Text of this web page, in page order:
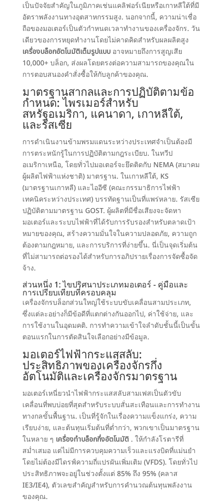
เป็นปัจจัยสำคัญในภูมิภาคเช่นแคลิฟอร์เนียหรือเกาหลีใต้ที่มี
อัตราพลังงานทางอุตสาหกรรมสูง. นอกจากนี้, ความน่าเชื่อ
ถือของมอเตอร์เป็นตัวกำหนดเวลาทำงานของเครื่องจักร. วัน
เดียวของการหยุดทำงานโดยไม่คาดคิดสำหรับผลผลิตสูง
เครื่องบล็อกอัตโนมัติเต็มรูปแบบ อาจหมายถึงการสูญเสีย
10,000+ บล็อก, ส่งผลโดยตรงต่อความสามารถของคุณใน
การตอบสนองคำสั่งซื้อให้กับลูกค้าของคุณ.
มาตรฐานสากลและการปฏิบัติตามข้อ
กำหนด: ไพรเมอร์สำหรับ
สหรัฐอเมริกา, แคนาดา, เกาหลีใต้,
และรัสเซีย
การดำเนินงานข้ามพรมแดนระหว่างประเทศจำเป็นต้องมี
การตระหนักรู้ในการปฏิบัติตามกฎระเบียบ. ในทวีป
อเมริกาเหนือ, โดยทั่วไปมอเตอร์จะยึดติดกับ NEMA (สมาคม
ผู้ผลิตไฟฟ้าแห่งชาติ) มาตรฐาน. ในเกาหลีใต้, KS
(มาตรฐานเกาหลี) และไออีซี (คณะกรรมาธิการไฟฟ้า
เทคนิคระหว่างประเทศ) บรรทัดฐานเป็นที่แพร่หลาย. รัสเซีย
ปฏิบัติตามมาตรฐาน GOST. ผู้ผลิตที่มีชื่อเสียงจะจัดหา
มอเตอร์และระบบไฟฟ้าที่ได้รับการรับรองสำหรับตลาดเป้า
หมายของคุณ, สร้างความมั่นใจในความปลอดภัย, ความถูก
ต้องตามกฎหมาย, และการบริการที่ง่ายขึ้น. นี่เป็นจุดเริ่มต้น
ที่ไม่สามารถต่อรองได้สำหรับการอภิปรายเรื่องการจัดซื้อจัด
จ้าง.
ส่วนหนึ่ง 1: ไขปริศนาประเภทมอเตอร์ - คู่มือและ
การเปรียบเทียบที่ครอบคลุม
เครื่องจักรบล็อกส่วนใหญ่ใช้ระบบขับเคลื่อนสามประเภท,
ซึ่งแต่ละอย่างก็มีข้อดีที่แตกต่างกันออกไป, ค่าใช้จ่าย, และ
การใช้งานในอุดมคติ. การทำความเข้าใจลำดับชั้นนี้เป็นขั้น
ตอนแรกในการตัดสินใจเลือกอย่างมีข้อมูล.
มอเตอร์ไฟฟ้ากระแสสลับ:
ประสิทธิภาพของเครื่องจักรกึ่ง
อัตโนมัติและเครื่องจักรมาตรฐาน
มอเตอร์เหนี่ยวนำไฟฟ้ากระแสสลับสามเฟสเป็นตัวขับ
เคลื่อนที่พบบ่อยที่สุดสำหรับระบบสั่นสะเทือนและการทำงาน
ทางกลขั้นพื้นฐาน. เป็นที่รู้จักในเรื่องความแข็งแกร่ง, ความ
เรียบง่าย, และต้นทุนเริ่มต้นที่ต่ำกว่า, พวกเขาเป็นมาตรฐาน
ในหลาย ๆ เครื่องทำบล็อกกึ่งอัตโนมัติ . ให้กำลังโรตารีที่
สม่ำเสมอ แต่ไม่มีการควบคุมความเร็วและแรงบิดที่แม่นยำ
โดยไม่ต้องมีไดรฟ์ความถี่แปรผันเพิ่มเติม (VFDS). โดยทั่วไป
ประสิทธิภาพจะอยู่ในช่วงตั้งแต่ 85% ถึง 95% (คลาส
IE3/IE4), ตัวเลขสำคัญสำหรับการคำนวณต้นทุนพลังงาน
ของคุณ.